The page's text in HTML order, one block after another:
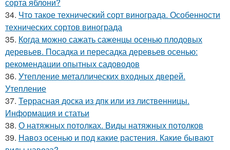
34. Что такое технический сорт винограда. Особенности
технических сортов винограда
35. Когда можно сажать саженцы осенью плодовых
деревьев. Посадка и пересадка деревьев осенью:
рекомендации опытных садоводов
36. Утепление металлических входных дверей.
Утепление
37. Террасная доска из дпк или из лиственницы.
Информация и статьи
38. О натяжных потолках. Виды натяжных потолков
39. Навоз осенью и под какие растения. Какие бывают